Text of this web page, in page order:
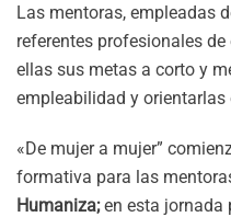
Las mentoras, empleadas
referentes profesionales
ellas sus metas a corto y
empleabilidad y orientarlas
«De mujer a mujer”
formativa para las
Humaniza;en esta jornada